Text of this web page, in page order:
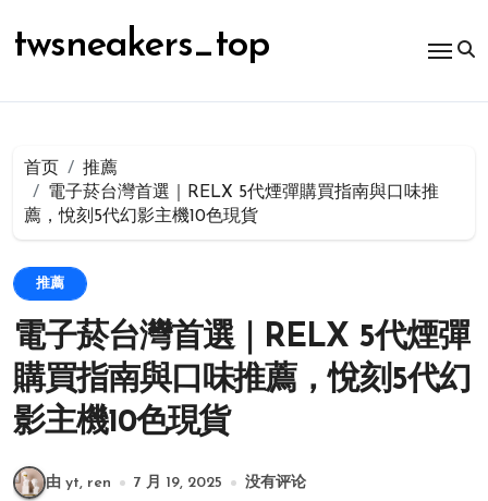
容
twsneakers_top
首页
推薦
電子菸台灣首選｜RELX 5代煙彈購買指南與口味推
薦，悅刻5代幻影主機10色現貨
推薦
電子菸台灣首選｜RELX 5代煙彈
購買指南與口味推薦，悅刻5代幻
影主機10色現貨
由 yt, ren 7 月 19, 2025 没有评论